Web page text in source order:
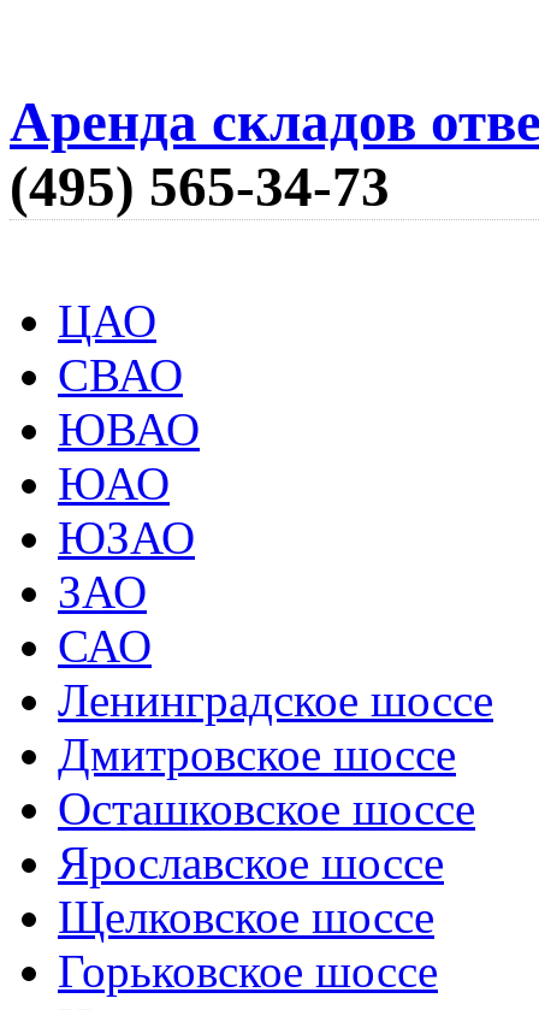
Аренда складов
(495) 565-34-73
ЦАО
СВАО
ЮВАО
ЮАО
ЮЗАО
ЗАО
САО
Ленинградское шоссе
Дмитровское шоссе
Осташковское шоссе
Ярославское шоссе
Щелковское шоссе
Горьковское шоссе